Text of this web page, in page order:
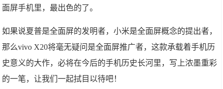
面屏手机里，最出色的了。
如果说夏普是全面屏的发明者，小米是全面屏概念的提出者，
那么vivo X20将毫无疑问是全面屏推广者，这款承载着手机历
史意义的大作，必将在今后的手机历史长河里，写上浓墨重彩
的一笔，让我们一起拭目以待吧！